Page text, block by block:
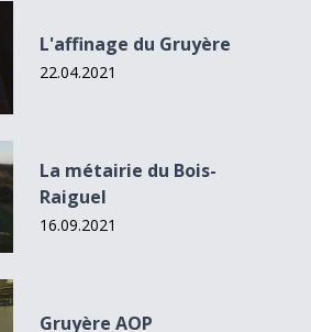
L'affinage du Gruyère
22.04.2021
La métairie du Bois-
Raiguel
16.09.2021
Gruyère AOP